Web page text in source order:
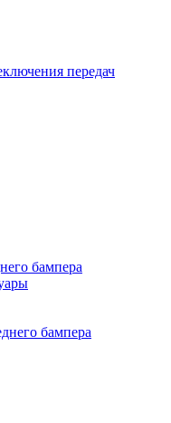
передач
бампера
бампера